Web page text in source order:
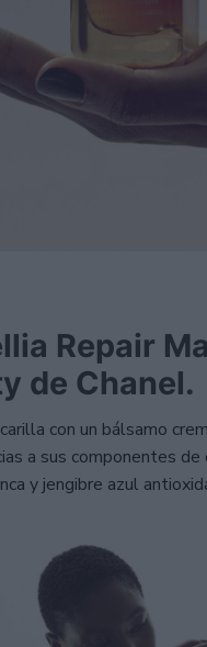
Repair
de Chanel.
con un bálsamo
a sus componentes de
y jengibre azul